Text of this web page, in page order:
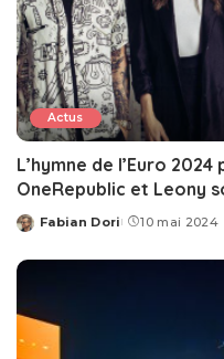
Actus
L’hymne de l’Euro
OneRepublic et Leony
Posted
Fabian Dori 10 mai 2024